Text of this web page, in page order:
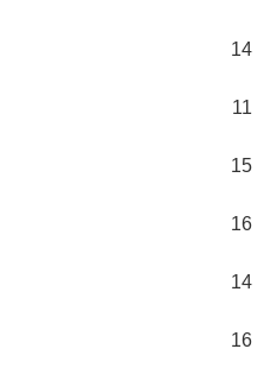
14
11
15
16
14
16